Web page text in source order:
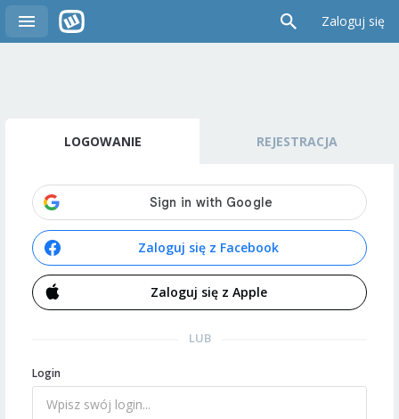
Zaloguj się
LOGOWANIE REJESTRACJA
Zaloguj się z Facebook
Zaloguj się z Apple
LUB
Login